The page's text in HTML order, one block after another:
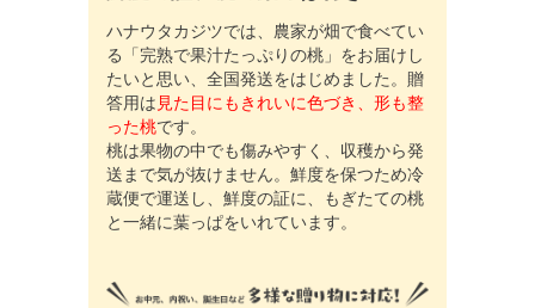
ハナウタカジツでは、農家が畑で食べてい
る「完熟で果汁たっぷりの桃」をお届けし
たいと思い、全国発送をはじめました。贈
答用は 見た目にもきれいに色づき、形も整
った桃です。
桃は果物の中でも傷みやすく、収穫から発
送まで気が抜けません。鮮度を保つため冷
蔵便で運送し、鮮度の証に、もぎたての桃
と一緒に葉っぱをいれています。